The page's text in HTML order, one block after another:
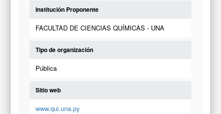
Institución Proponente
FACULTAD DE CIENCIAS QUÍMICAS - UNA
Tipo de organización
Pública
Sitio web
www.qui.una.py